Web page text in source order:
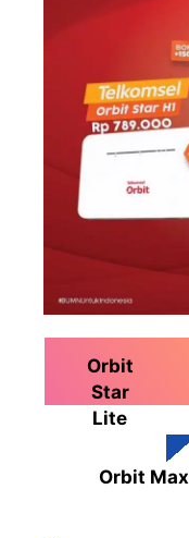
Orbit
Star
Lite
Orbit Max